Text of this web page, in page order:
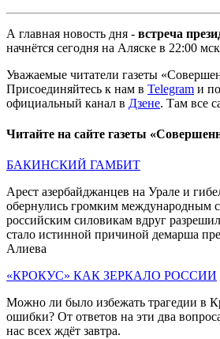
А главная новость дня - встреча
начнётся сегодня на Аляске в 22:00
Уважаемые читатели газеты
Присоединяйтесь к нам в Telegram и
официальный канал в Дзене. Там все
Читайте на сайте газеты
БАКИНСКИЙ ГАМБИТ
Арест азербайджанцев на Урале и
обернулись громким международным
российским силовикам вдруг
стало истинной причиной демарша
Алиева
«КРОКУС» КАК ЗЕРКАЛО РОССИИ
Можно ли было избежать трагедии в
ошибки? От ответов на эти два
нас всех ждёт завтра.